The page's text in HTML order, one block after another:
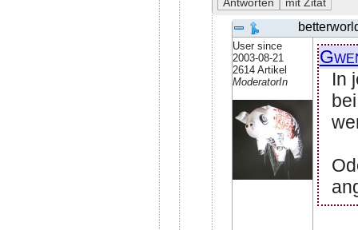
User since
2003-08-21
2614 Artikel
ModeratorIn
In